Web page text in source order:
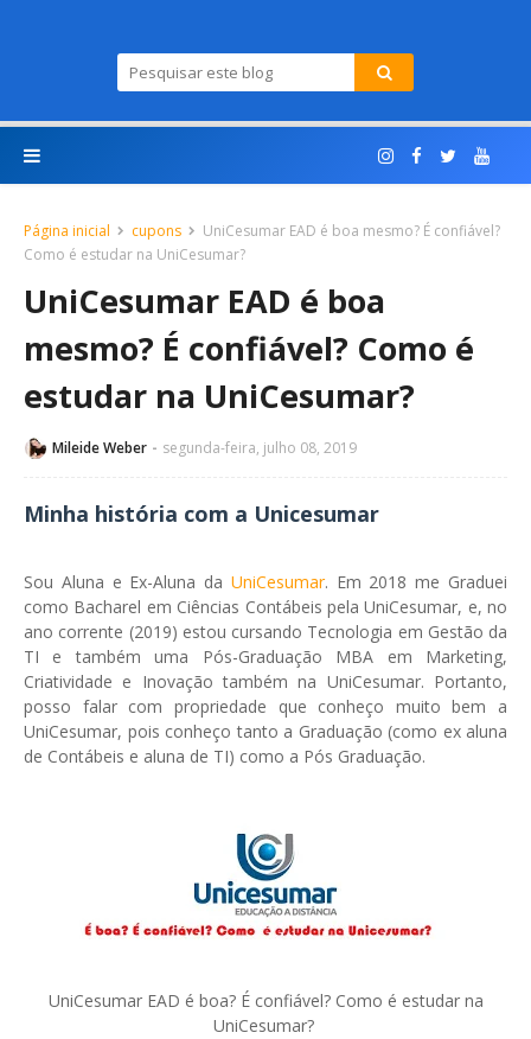
Página inicial cupons
UniCesumar EAD é boa mesmo? É confiável?
Como é estudar na UniCesumar?
UniCesumar EAD é boa
mesmo? É confiável? Como é
estudar na UniCesumar?
Mileide Weber segunda-feira, julho 08, 2019
Minha história com a Unicesumar
Sou Aluna e Ex-Aluna da UniCesumar. Em 2018 me Graduei
como Bacharel em Ciências Contábeis pela UniCesumar, e, no
ano corrente (2019) estou cursando Tecnologia em Gestão da
TI e também uma Pós-Graduação MBA em Marketing,
Criatividade e Inovação também na UniCesumar. Portanto,
posso falar com propriedade que conheço muito bem a
UniCesumar, pois conheço tanto a Graduação (como ex aluna
de Contábeis e aluna de TI) como a Pós Graduação.
UniCesumar EAD é boa? É confiável? Como é estudar na
UniCesumar?